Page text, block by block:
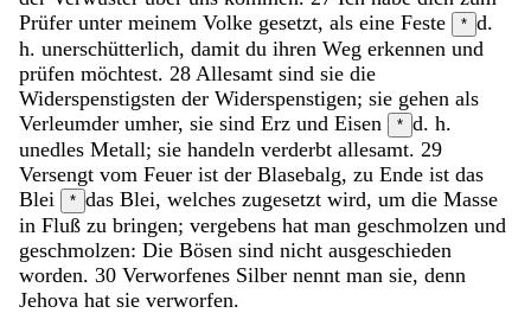
Prüfer unter meinem Volke gesetzt, als eine Feste * d.
h. unerschütterlich, damit du ihren Weg erkennen und
prüfen möchtest. 28 Allesamt sind sie die
Widerspenstigsten der Widerspenstigen; sie gehen als
Verleumder umher, sie sind Erz und Eisen * d. h.
unedles Metall; sie handeln verderbt allesamt. 29
Versengt vom Feuer ist der Blasebalg, zu Ende ist das
Blei
* das Blei, welches zugesetzt wird, um die Masse
in Fluß zu bringen; vergebens hat man geschmolzen und
geschmolzen: Die Bösen sind nicht ausgeschieden
worden. 30 Verworfenes Silber nennt man sie, denn
Jehova hat sie verworfen.